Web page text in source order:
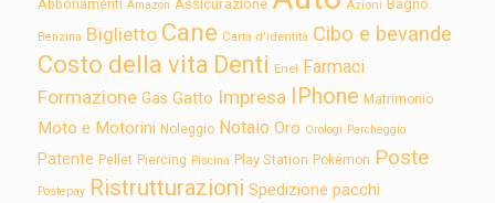
Abbonamenti Amazon Azioni Bagno
Benzina Biglietto Cane Carta d'identità Cibo e bevande
Costo della vita Denti Enel Farmaci
Formazione Gas Gatto Impresa IPhone Matrimonio
Moto e Motorini Noleggio Notaio Oro Orologi Parcheggio
Patente Pellet Piercing Piscina Play Station Pokémon Poste
Postepay Ristrutturazioni Spedizione pacchi